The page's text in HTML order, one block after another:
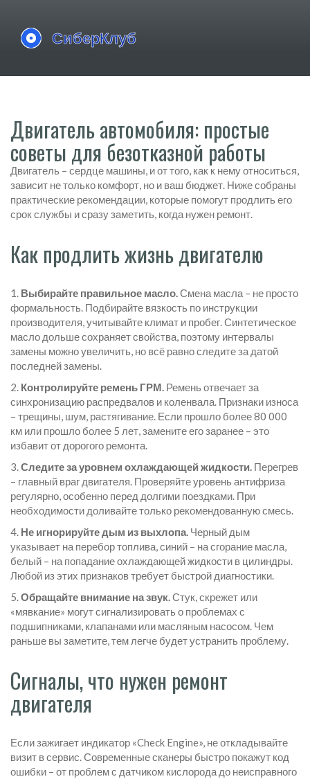
Двигатель автомобиля: простые
советы для безотказной работы
Двигатель – сердце машины, и от того, как к нему относиться,
зависит не только комфорт, но и ваш бюджет. Ниже собраны
практические рекомендации, которые помогут продлить его
срок службы и сразу заметить, когда нужен ремонт.
Как продлить жизнь двигателю
1. Выбирайте правильное масло.Смена масла – не просто
формальность. Подбирайте вязкость по инструкции
производителя, учитывайте климат и пробег. Синтетическое
масло дольше сохраняет свойства, поэтому интервалы
замены можно увеличить, но всё равно следите за датой
последней замены.
2. Контролируйте ремень ГРМ. Ремень отвечает за
синхронизацию распредвалов и коленвала. Признаки износа
– трещины, шум, растягивание. Если прошло более 80 000
км или прошло более 5 лет, замените его заранее – это
избавит от дорогого ремонта.
3.Следите за уровнем охлаждающей жидкости. Перегрев
– главный враг двигателя. Проверяйте уровень антифриза
регулярно, особенно перед долгими поездками. При
необходимости доливайте только рекомендованную смесь.
4. Не игнорируйте дым из выхлопа. Черный дым
указывает на перебор топлива, синий – на сгорание масла,
белый – на попадание охлаждающей жидкости в цилиндры.
Любой из этих признаков требует быстрой диагностики.
5.Обращайте внимание на звук.Стук, скрежет или
«мявкание» могут сигнализировать о проблемах с
подшипниками, клапанами или масляным насосом. Чем
раньше вы заметите, тем легче будет устранить проблему.
Сигналы, что нужен ремонт
двигателя
Если зажигает индикатор «Check Engine», не откладывайте
визит в сервис. Современные сканеры быстро покажут код
ошибки – от проблем с датчиком кислорода до неисправного